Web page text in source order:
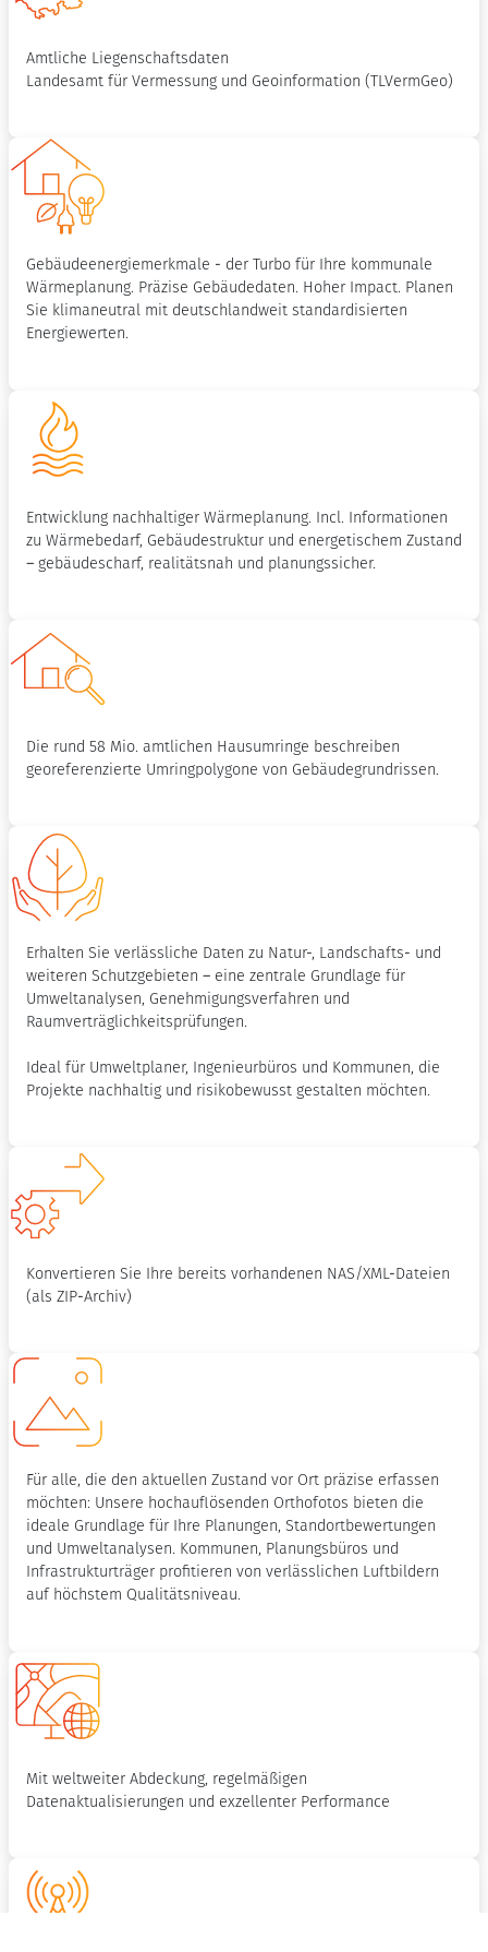
Amtliche Liegenschaftsdaten
Landesamt für Vermessung und Geoinformation (TLVermGeo)
Gebäudeenergiemerkmale - der Turbo für Ihre kommunale
Wärmeplanung. Präzise Gebäudedaten. Hoher Impact. Planen
Sie klimaneutral mit deutschlandweit standardisierten
Energiewerten.
Entwicklung nachhaltiger Wärmeplanung. Incl. Informationen
zu Wärmebedarf, Gebäudestruktur und energetischem Zustand
– gebäudescharf, realitätsnah und planungssicher.
Die rund 58 Mio. amtlichen Hausumringe beschreiben
georeferenzierte Umringpolygone von Gebäudegrundrissen.
Erhalten Sie verlässliche Daten zu Natur-, Landschafts- und
weiteren Schutzgebieten – eine zentrale Grundlage für
Umweltanalysen, Genehmigungsverfahren und
Raumverträglichkeitsprüfungen.
Ideal für Umweltplaner, Ingenieurbüros und Kommunen, die
Projekte nachhaltig und risikobewusst gestalten möchten.
Konvertieren Sie Ihre bereits vorhandenen NAS/XML-Dateien
(als ZIP-Archiv)
Für alle, die den aktuellen Zustand vor Ort präzise erfassen
möchten: Unsere hochauflösenden Orthofotos bieten die
ideale Grundlage für Ihre Planungen, Standortbewertungen
und Umweltanalysen. Kommunen, Planungsbüros und
Infrastrukturträger profitieren von verlässlichen Luftbildern
auf höchstem Qualitätsniveau.
Mit weltweiter Abdeckung, regelmäßigen
Datenaktualisierungen und exzellenter Performance